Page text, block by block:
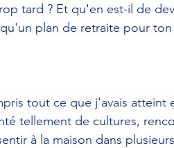
tard ? Et qu'en est-il de
plan de retraite pour
tout ce que j'avais atteint
tellement de cultures,
à la maison dans